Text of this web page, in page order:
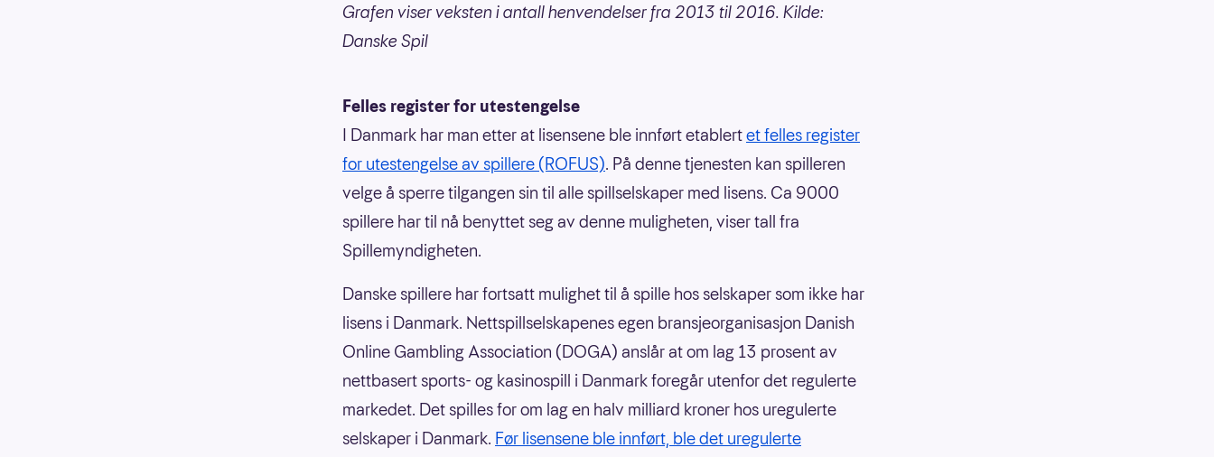
Grafen viser veksten i antall henvendelser fra 2013 til 2016. Kilde:
Danske Spil
Felles register for utestengelse
I Danmark har man etter at lisensene ble innført etablertet felles register
for utestengelse av spillere (ROFUS). På denne tjenesten kan spilleren
velge å sperre tilgangen sin til alle spillselskaper med lisens. Ca 9000
spillere har til nå benyttet seg av denne muligheten, viser tall fra
Spillemyndigheten.
Danske spillere har fortsatt mulighet til å spille hos selskaper som ikke har
lisens i Danmark. Nettspillselskapenes egen bransjeorganisasjon Danish
Online Gambling Association (DOGA) anslår at om lag 13 prosent av
nettbasert sports- og kasinospill i Danmark foregår utenfor det regulerte
markedet. Det spilles for om lag en halv milliard kroner hos uregulerte
selskaper i Danmark. Før lisensene ble innført, ble det uregulerte